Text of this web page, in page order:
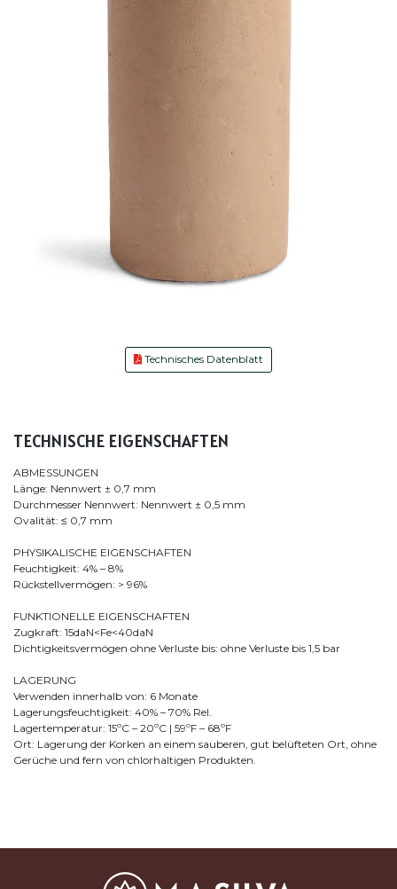
Technisches Datenblatt
TECHNISCHE EIGENSCHAFTEN
ABMESSUNGEN
Länge: Nennwert ± 0,7 mm
Durchmesser Nennwert: Nennwert ± 0,5 mm
Ovalität: ≤ 0,7 mm
PHYSIKALISCHE EIGENSCHAFTEN
Feuchtigkeit: 4% – 8%
Rückstellvermögen: > 96%
FUNKTIONELLE EIGENSCHAFTEN
Zugkraft: 15daN<Fe<40daN
Dichtigkeitsvermögen ohne Verluste bis: ohne Verluste bis 1,5 bar
LAGERUNG
Verwenden innerhalb von: 6 Monate
Lagerungsfeuchtigkeit: 40% – 70% Rel.
Lagertemperatur: 15ºC – 20ºC | 59ºF – 68ºF
Ort: Lagerung der Korken an einem sauberen, gut belüfteten Ort, ohne
Gerüche und fern von chlorhaltigen Produkten.